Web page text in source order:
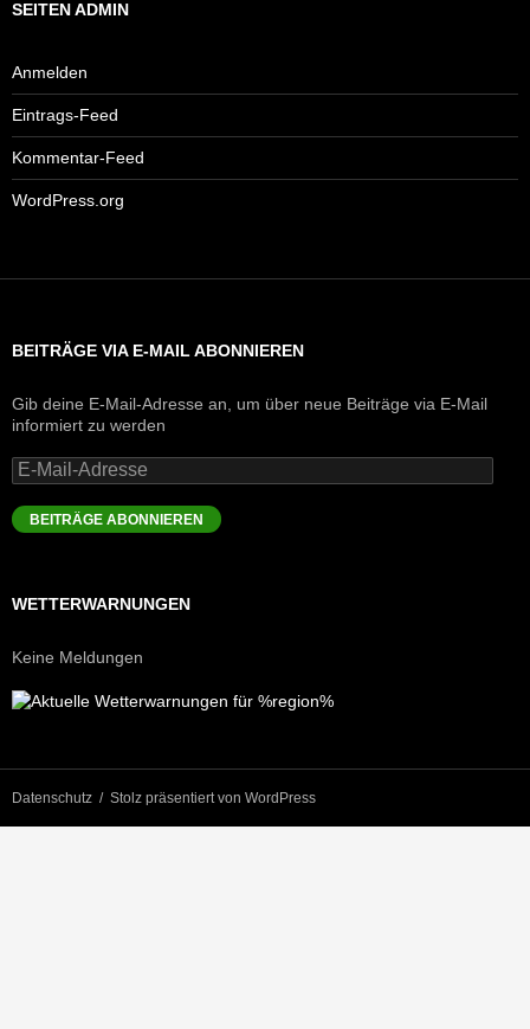
SEITEN ADMIN
Anmelden
Eintrags-Feed
Kommentar-Feed
WordPress.org
BEITRÄGE VIA E-MAIL ABONNIEREN
Gib deine E-Mail-Adresse an, um über neue Beiträge via E-Mail
informiert zu werden
E-
Mail-
Adresse
BEITRÄGE ABONNIEREN
WETTERWARNUNGEN
Keine Meldungen
Datenschutz Stolz präsentiert von WordPress